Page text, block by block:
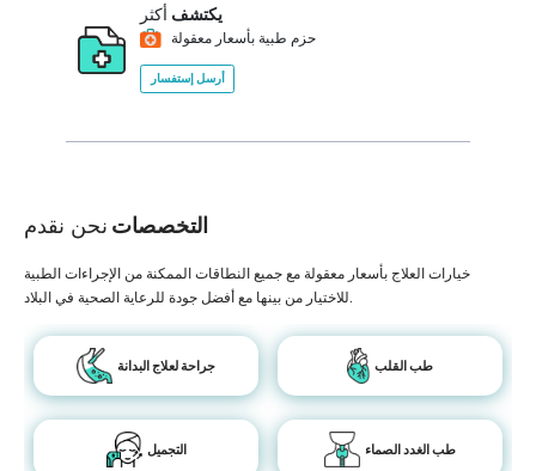
يكتشف أكثر
حزم طبية بأسعار معقولة
أرسل إستفسار
التخصصات نحن نقدم
خيارات العلاج بأسعار معقولة مع جميع النطاقات الممكنة من الإجراءات الطبية
للاختيار من بينها مع أفضل جودة للرعاية الصحية في البلاد.
جراحة لعلاج البدانة طب القلب
التجميل طب الغدد الصماء